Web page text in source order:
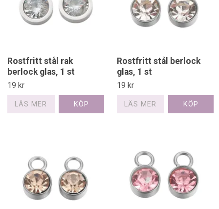
Rostfritt stål rak
berlock glas, 1 st
19 kr
LÄS MER
Rostfritt stål berlock
glas, 1 st
19 kr
LÄS MER